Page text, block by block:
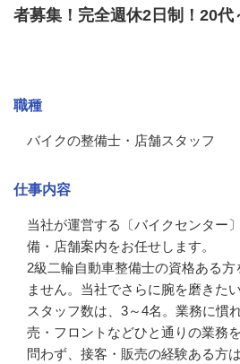
者募集！完全週休2日制！20代
職種
バイクの整備士・店舗スタッフ
仕事内容
当社が運営する〔バイクセンター
備・店舗案内をお任せします。
2級二輪自動車整備士の資格ある
ません。当社でさらに腕を磨きた
スタッフ数は、3～4名。業務に慣
売・フロントなどひと通りの業務
問わず、接客・販売の経験ある方